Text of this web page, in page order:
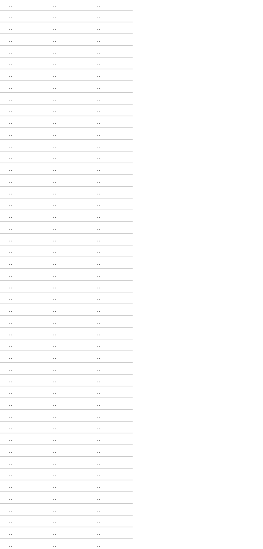
.. .. ..
.. .. ..
.. .. ..
.. .. ..
.. .. ..
.. .. ..
.. .. ..
.. .. ..
.. .. ..
.. .. ..
.. .. ..
.. .. ..
.. .. ..
.. .. ..
.. .. ..
.. .. ..
.. .. ..
.. .. ..
.. .. ..
.. .. ..
.. .. ..
.. .. ..
.. .. ..
.. .. ..
.. .. ..
.. .. ..
.. .. ..
.. .. ..
.. .. ..
.. .. ..
.. .. ..
.. .. ..
.. .. ..
.. .. ..
.. .. ..
.. .. ..
.. .. ..
.. .. ..
.. .. ..
.. .. ..
.. .. ..
.. .. ..
.. .. ..
.. .. ..
.. .. ..
.. .. ..
.. .. ..